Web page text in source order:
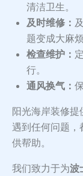
清洁卫生。
及时维修：
题变成大麻烦
检查维护：
行。
通风换气：
阳光海岸装修
遇到任何问题，
供帮助。
我们致力于为波